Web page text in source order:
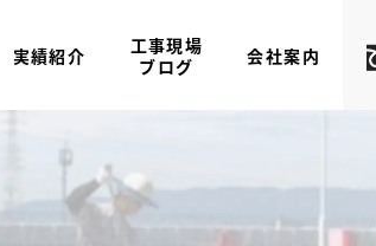
実績紹介
工事現場
ブログ
会社案内